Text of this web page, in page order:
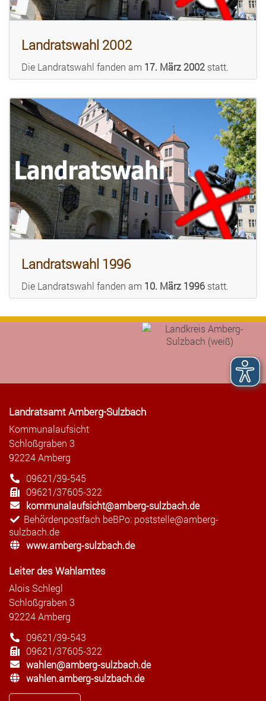
Landratswahl 2002
Die Landratswahl fanden am 17. März 2002 statt.
Landratswahl 1996
Die Landratswahl fanden am 10. März 1996 statt.
Landratsamt Amberg-Sulzbach
Kommunalaufsicht
Schloßgraben 3
92224 Amberg
09621/39-545
09621/37605-322
kommunalaufsicht@amberg-sulzbach.de
Behördenpostfach beBPo: poststelle@amberg-
sulzbach.de
www.amberg-sulzbach.de
Leiter des Wahlamtes
Alois Schlegl
Schloßgraben 3
92224 Amberg
09621/39-543
09621/37605-322
wahlen@amberg-sulzbach.de
wahlen.amberg-sulzbach.de